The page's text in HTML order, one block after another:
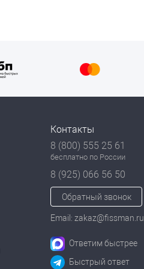
Контакты
8 (800) 555 25 61
бесплатно по России
8 (925) 066 56 50
Обратный звонок
Email: zakaz@fissman.ru
Ответим быстрее
Быстрый ответ